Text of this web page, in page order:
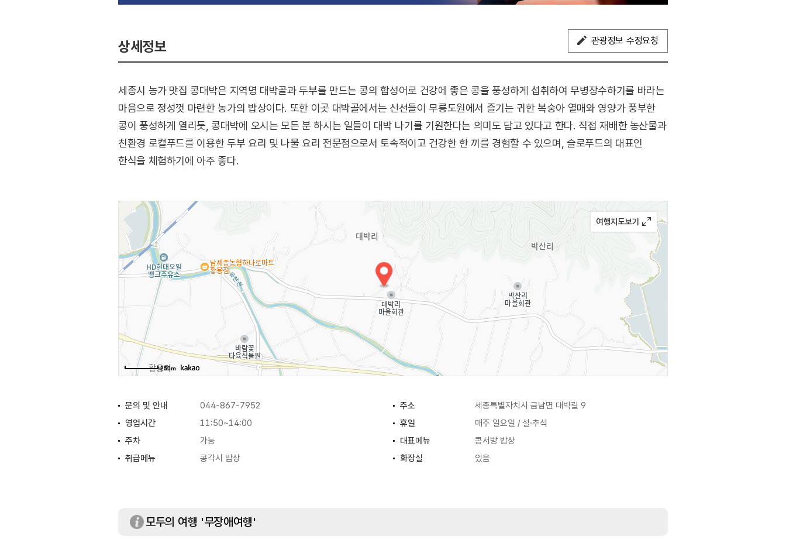
상세정보 관광정보 수정요청
세종시 농가 맛집 콩대박은 지역명 대박골과 두부를 만드는 콩의 합성어로 건강에 좋은 콩을 풍성하게 섭취하여 무병장수하기를 바라는
마음으로 정성껏 마련한 농가의 밥상이다. 또한 이곳 대박골에서는 신선들이 무릉도원에서 즐기는 귀한 복숭아 열매와 영양가 풍부한
콩이 풍성하게 열리듯, 콩대박에 오시는 모든 분 하시는 일들이 대박 나기를 기원한다는 의미도 담고 있다고 한다. 직접 재배한 농산물과
친환경 로컬푸드를 이용한 두부 요리 및 나물 요리 전문점으로서 토속적이고 건강한 한 끼를 경험할 수 있으며, 슬로푸드의 대표인
한식을 체험하기에 아주 좋다.
250m
문의 및 안내 044-867-7952 주소
세종특별자치시 금남면 대박길 9
영업시간
11:50~14:00 휴일
매주 일요일 / 설·추석
주차
가능 대표메뉴
콩서방 밥상
취급메뉴
콩각시 밥상 화장실 있음
모두의 여행 '무장애여행'